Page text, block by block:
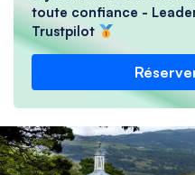
toute confiance -
Trustpilot